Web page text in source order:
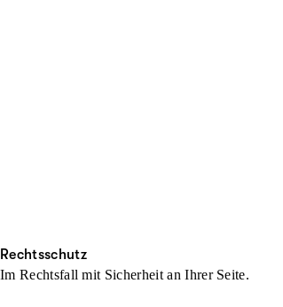
Rechtsschutz
Im Rechtsfall mit Sicher­heit an Ihrer Seite.